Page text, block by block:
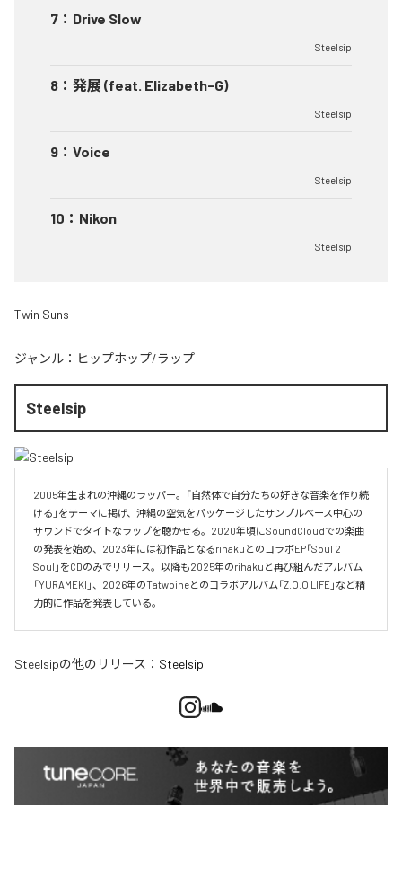
7 ： Drive Slow
Steelsip
8 ： 発展 (feat. Elizabeth-G)
Steelsip
9 ： Voice
Steelsip
10 ： Nikon
Steelsip
Twin Suns
ジャンル： ヒップホップ/ラップ
Steelsip
2005年生まれの沖縄のラッパー。「自然体で自分たちの好きな音楽を作り続
ける」をテーマに掲げ、沖縄の空気をパッケージしたサンプルベース中心の
サウンドでタイトなラップを聴かせる。2020年頃にSoundCloudでの楽曲
の発表を始め、2023年には初作品となるrihakuとのコラボEP「Soul 2
Soul」をCDのみでリリース。以降も2025年のrihakuと再び組んだアルバム
「YURAMEKI」、2026年のTatwoineとのコラボアルバム「Z.O.O LIFE」など精
力的に作品を発表している。
Steelsipの他のリリース： Steelsip